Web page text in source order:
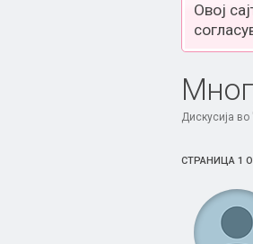
Овој
Дискусија во '
СТРАНИЦА 1